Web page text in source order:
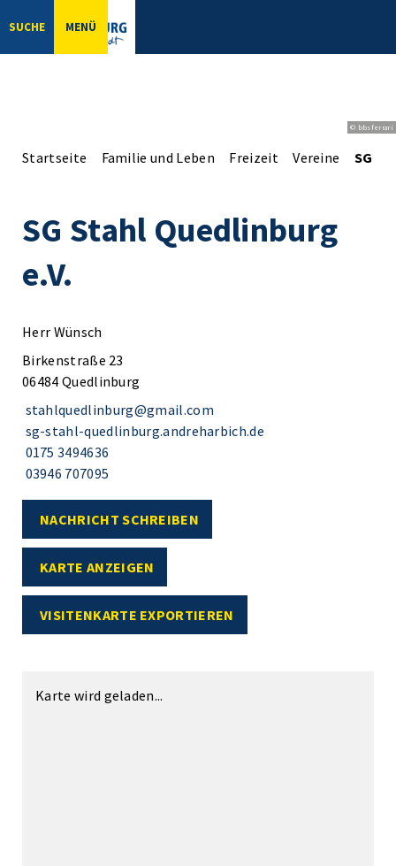
SUCHE MENÜ
© bbsferrari
Startseite Familie und Leben Freizeit Vereine SG
SG Stahl Quedlinburg
e.V.
Herr Wünsch
Birkenstraße 23
06484 Quedlinburg
stahlquedlinburg@gmail.com
sg-stahl-quedlinburg.andreharbich.de
0175 3494636
03946 707095
NACHRICHT SCHREIBEN
KARTE ANZEIGEN
VISITENKARTE EXPORTIEREN
Karte wird geladen...